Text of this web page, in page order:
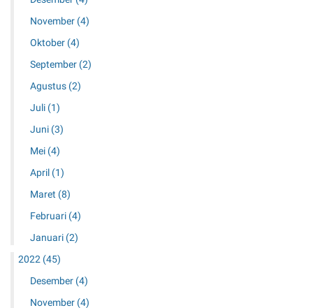
November (4)
Oktober (4)
September (2)
Agustus (2)
Juli (1)
Juni (3)
Mei (4)
April (1)
Maret (8)
Februari (4)
Januari (2)
2022 (45)
Desember (4)
November (4)